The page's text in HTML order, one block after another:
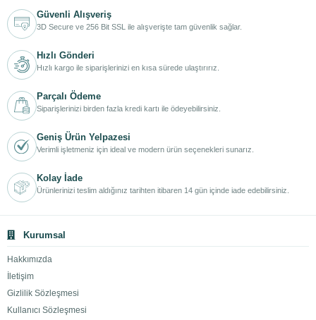
Güvenli Alışveriş
3D Secure ve 256 Bit SSL ile alışverişte tam güvenlik sağlar.
Hızlı Gönderi
Hızlı kargo ile siparişlerinizi en kısa sürede ulaştırırız.
Parçalı Ödeme
Siparişlerinizi birden fazla kredi kartı ile ödeyebilirsiniz.
Geniş Ürün Yelpazesi
Verimli işletmeniz için ideal ve modern ürün seçenekleri sunarız.
Kolay İade
Ürünlerinizi teslim aldığınız tarihten itibaren 14 gün içinde iade edebilirsiniz.
Kurumsal
Hakkımızda
İletişim
Gizlilik Sözleşmesi
Kullanıcı Sözleşmesi